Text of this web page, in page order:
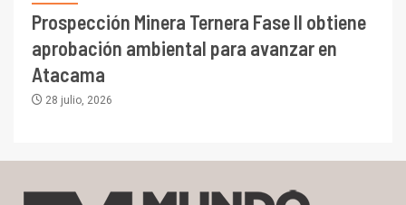
Prospección Minera Ternera Fase II obtiene
aprobación ambiental para avanzar en
Atacama
28 julio, 2026